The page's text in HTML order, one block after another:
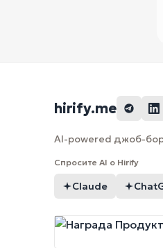
hirify.me
AI-powered джоб-
Спросите AI о Hirify
Claude